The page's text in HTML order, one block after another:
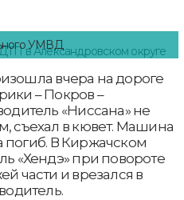
УМВД
вчера на дороге
– Покров –
«Ниссана» не
съехал в кювет. Машина
погиб. В Киржачском
«Хендэ» при повороте
части и врезался в